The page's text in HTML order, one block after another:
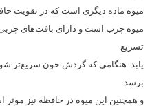
میوه ماده دیگری است که در تقویت
میوه چرب است و دارای بافت‌های
تسریع
یابد. هنگامی که گردش خون سریع‌تر
برسد
و همچنین این میوه در حافظه نیز